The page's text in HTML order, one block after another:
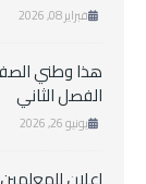
فبراير 08, 2026
هذا وطني
الفصل الثاني
يونيو 26, 2026